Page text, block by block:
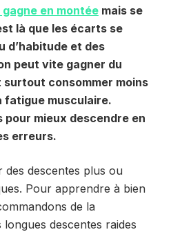
en montéemais se
là que les écarts se
d’habitude et des
peut vite gagner du
consommer moins
fatigue musculaire.
pour mieux descendre en
erreurs.
des descentes plus ou
Pour apprendre à bien
de la
descentes raides